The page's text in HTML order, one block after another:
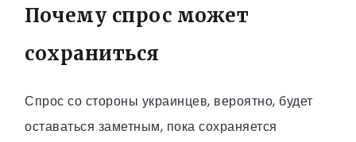
Почему спрос может
сохраниться
Спрос со стороны украинцев, вероятно, будет
оставаться заметным, пока сохраняется